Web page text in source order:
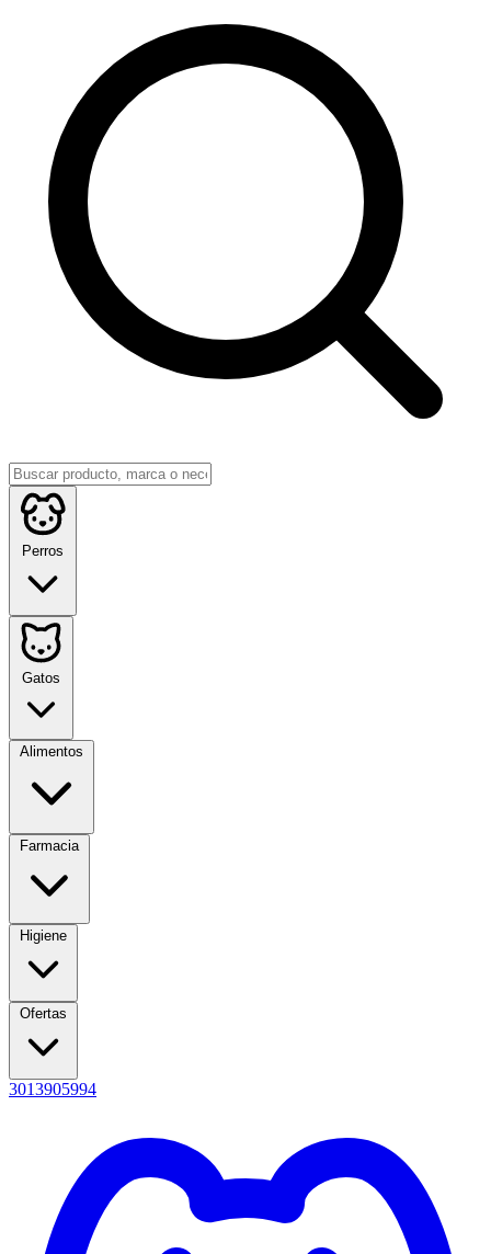
Perros
Gatos
Alimentos
Farmacia
Higiene
Ofertas
3013905994